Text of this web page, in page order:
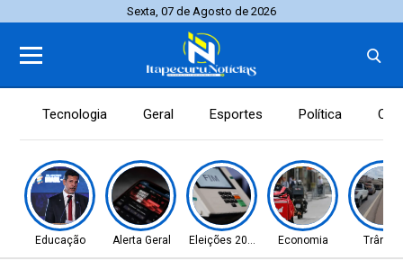
Sexta, 07 de Agosto de 2026
Tecnologia Geral Esportes Política
Educação Alerta Geral Eleições 2026 Economia